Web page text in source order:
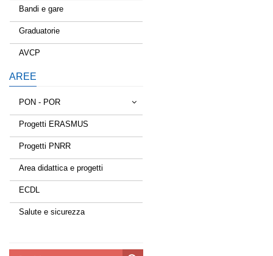
Bandi e gare
Graduatorie
AVCP
AREE
PON - POR
Tessere la rete
Estate a scuola
Scuola d'estate
Progetti ERASMUS
Progetti PNRR
Area didattica e progetti
ECDL
Salute e sicurezza